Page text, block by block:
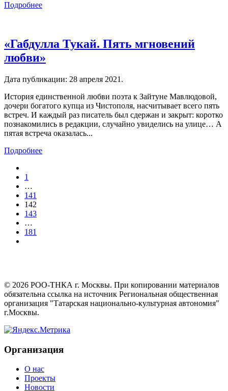
Подробнее
«Габдулла Тукай. Пять мгновений
любви»
Дата публикации: 28 апреля 2021 .
История единственной любви поэта к Зайтуне Мавлюдовой,
дочери богатого купца из Чистополя, насчитывает всего пять
встреч. И каждый раз писатель был сдержан и закрыт: коротко
познакомились в редакции, случайно увиделись на улице… А
пятая встреча оказалась...
Подробнее
1
…
141
142
143
…
181
© 2026 РОО-ТНКА г. Москвы. При копировании материалов
обязательна ссылка на источник Региональная общественная
организация "Татарская национально-культурная автономия"
г.Москвы.
Организация
О нас
Проекты
Новости